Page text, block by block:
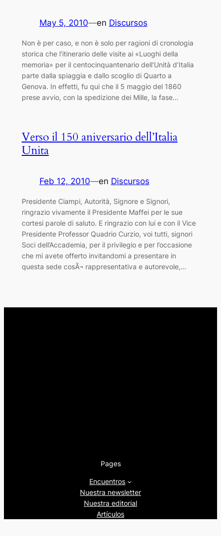
May 5, 2010—en Discursos
Non è per caso, e non è solo per ragioni di cronologia
storica che l’itinerario delle visite ai «Luoghi della
memoria» per il centocinquantenario dell’Unità d’Italia
parte dalla spiaggia e dallo scoglio di Quarto a
Genova. In effetti, fu qui che il 5 maggio del 1860
prese avvio, con la spedizione dei Mille, la fase…
Verso il 150 aniversario dell’Italia
Unita
Feb 12, 2010—en Discursos
Presidente Ciampi, Autorità, Signore e Signori,
ringrazio vivamente il Presidente Maffei per le sue
cortesi parole di saluto. E ringrazio con lui e con il Vice
Presidente Professor Quadrio Curzio, voi tutti, signori
Soci dell’Accademia, per il privilegio e per l’occasione
che mi avete offerto invitandomi a presentare in
questa sede cosÃ¬ rappresentativa e autorevole,…
Pages
Encuentros
Nuestra newsletter
Nuestra editorial
Artículos